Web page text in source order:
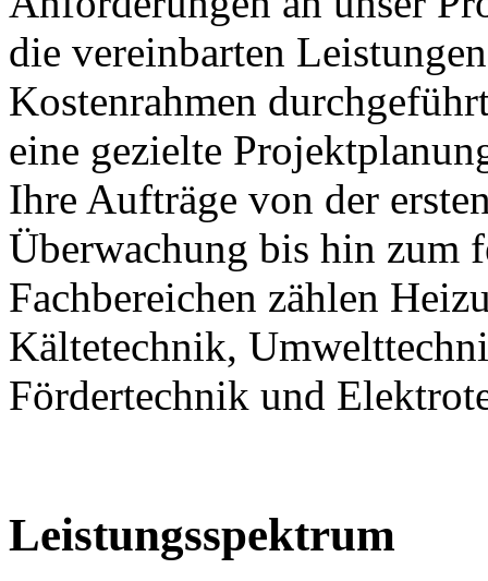
die vereinbarten
Kostenrahmen
eine gezielte
Ihre Aufträge von der
Überwachung bis hin zum
Fachbereichen zählen
Kältetechnik,
Fördertechnik und
Leistungsspektrum